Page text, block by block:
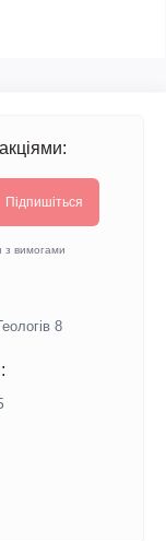
Підпишіться
з вимогами
8